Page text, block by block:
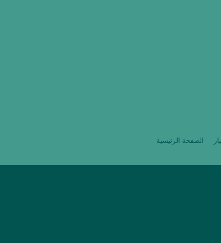
الصفحة الرئيسية